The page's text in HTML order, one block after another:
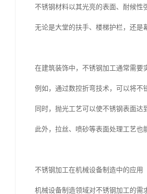
不锈钢材料以其光亮的表面、耐候
无论是大堂的扶手、楼梯护栏，还是
在建筑装饰中，不锈钢加工通常需要
例如，通过数控折弯技术，可以将不
同时，抛光工艺可以使不锈钢表面达
此外，拉丝、喷砂等表面处理工艺
不锈钢加工在机械设备制造中的应用
机械设备制造领域对不锈钢加工的需